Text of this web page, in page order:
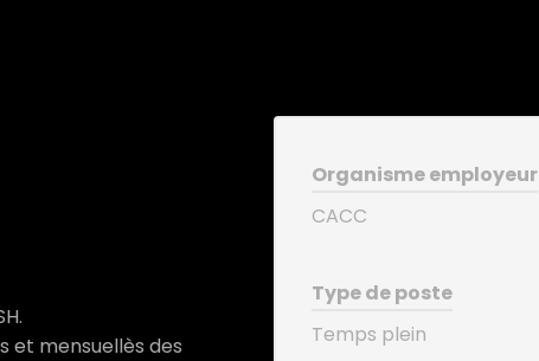
et mensuellès des
Organisme employeur
CACC
Type de poste
Temps plein